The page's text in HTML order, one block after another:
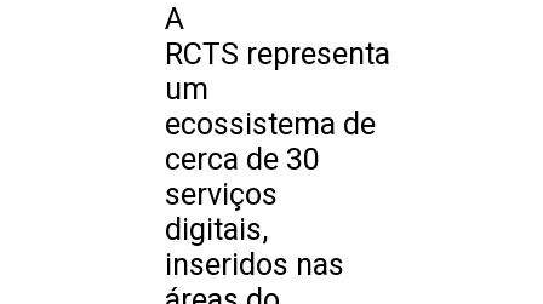
A
RCTS representa
um
ecossistema de
cerca de 30
serviços
digitais,
inseridos nas